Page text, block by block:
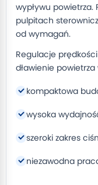
wypływu
pulpitach
od wymagań.
Regulacje
dławienie powietrza
kompaktowa
wysoka
szeroki zakres
niezawodna